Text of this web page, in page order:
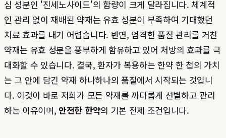
심 성분인 '진세노사이드'의 함량이 크게 달라집니다. 체계적
인 관리 없이 재배된 약재는 유효 성분이 부족하여 기대했던
치료 효과를 내기 어렵습니다. 반면, 엄격한 품질 관리를 거친
약재는 유효 성분을 풍부하게 함유하고 있어 처방의 효과를 극
대화할 수 있습니다. 결국, 환자가 복용하는 한약 한 첩의 가치
는 그 안에 담긴 약재 하나하나의 품질에서 시작되는 것입니
다. 이것이 바로 저희가 모든 약재를 까다롭게 선별하고 관리
하는 이유이며,안전한 한약의 기본 전제 조건입니다.